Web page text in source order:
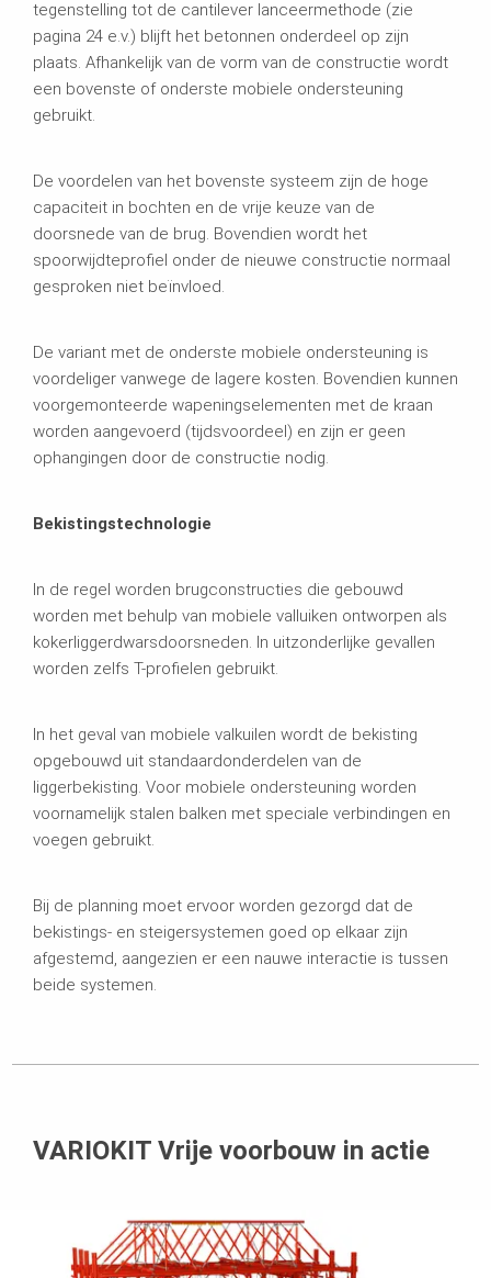
tegenstelling tot de cantilever lanceermethode (zie
pagina 24 e.v.) blijft het betonnen onderdeel op zijn
plaats. Afhankelijk van de vorm van de constructie wordt
een bovenste of onderste mobiele ondersteuning
gebruikt.
De voordelen van het bovenste systeem zijn de hoge
capaciteit in bochten en de vrije keuze van de
doorsnede van de brug. Bovendien wordt het
spoorwijdteprofiel onder de nieuwe constructie normaal
gesproken niet beïnvloed.
De variant met de onderste mobiele ondersteuning is
voordeliger vanwege de lagere kosten. Bovendien kunnen
voorgemonteerde wapeningselementen met de kraan
worden aangevoerd (tijdsvoordeel) en zijn er geen
ophangingen door de constructie nodig.
Bekistingstechnologie
In de regel worden brugconstructies die gebouwd
worden met behulp van mobiele valluiken ontworpen als
kokerliggerdwarsdoorsneden. In uitzonderlijke gevallen
worden zelfs T-profielen gebruikt.
In het geval van mobiele valkuilen wordt de bekisting
opgebouwd uit standaardonderdelen van de
liggerbekisting. Voor mobiele ondersteuning worden
voornamelijk stalen balken met speciale verbindingen en
voegen gebruikt.
Bij de planning moet ervoor worden gezorgd dat de
bekistings- en steigersystemen goed op elkaar zijn
afgestemd, aangezien er een nauwe interactie is tussen
beide systemen.
VARIOKIT Vrije voorbouw in actie